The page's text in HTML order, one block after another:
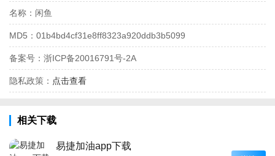
名称： 闲鱼
MD5： 01b4bd4cf31e8ff8323a920ddb3b5099
备案号： 浙ICP备20016791号-2A
隐私政策： 点击查看
相关下载
易捷加油app下载